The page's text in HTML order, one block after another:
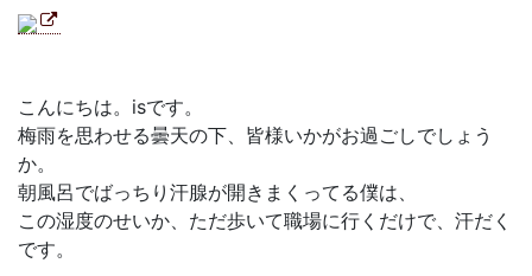
こんにちは。isです。
梅雨を思わせる曇天の下、皆様いかがお過ごしでしょう
か。
朝風呂でばっちり汗腺が開きまくってる僕は、
この湿度のせいか、ただ歩いて職場に行くだけで、汗だく
です。